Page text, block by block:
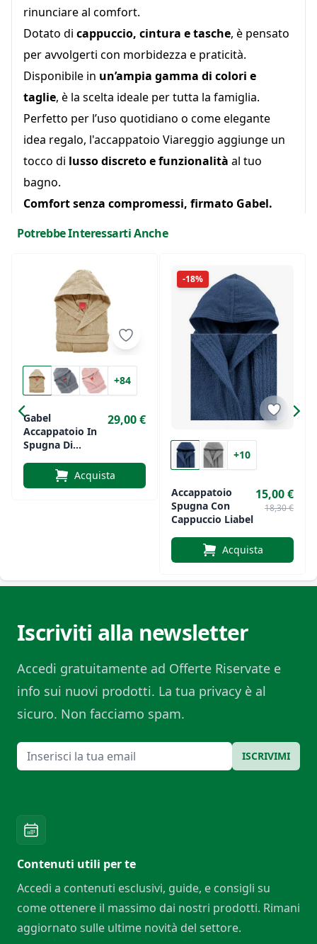
rinunciare al comfort.
Dotato di cappuccio, cintura e tasche, è pensato
per avvolgerti con morbidezza e praticità.
Disponibile in un’ampia gamma di colori e
taglie, è la scelta ideale per tutta la famiglia.
Perfetto per l’uso quotidiano o come elegante
idea regalo, l'accappatoio Viareggio aggiunge un
tocco di lusso discreto e funzionalità al tuo
bagno.
Comfort senza compromessi, firmato Gabel.
Potrebbe Interessarti Anche
+84
Gabel
Accappatoio In
Spugna Di
Cappuccio Art.
Viareggio
29,00 €
Acquista
-18%
+10
Accappatoio
Spugna Con
Cappuccio Liabel
15,00 €
18,30 €
Acquista
Iscriviti alla newsletter
Accedi gratuitamente ad Offerte Riservate e
info sui nuovi prodotti. La tua privacy è al
sicuro. Non facciamo spam.
Email ISCRIVIMI
Contenuti utili per te
Accedi a contenuti esclusivi, guide, e consigli su
come ottenere il massimo dai nostri prodotti. Rimani
aggiornato sulle ultime novità del settore.